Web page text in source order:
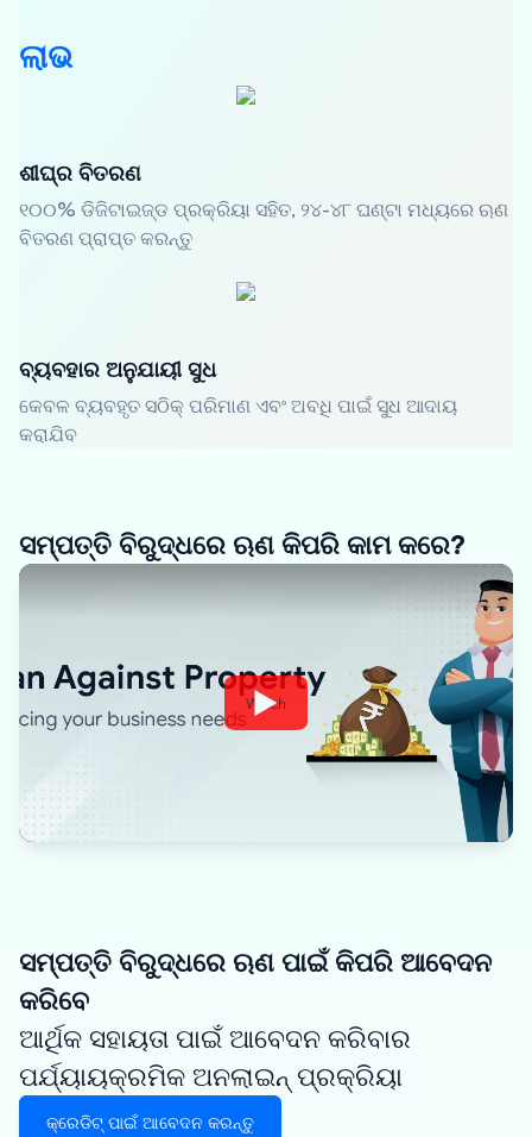
ଲାଭ
ଶୀଘ୍ର ବିତରଣ
୧୦୦% ଡିଜିଟାଇଜ୍ଡ ପ୍ରକ୍ରିୟା ସହିତ, ୨୪-୪୮ ଘଣ୍ଟା ମଧ୍ୟରେ ଋଣ
ବିତରଣ ପ୍ରାପ୍ତ କରନ୍ତୁ
ବ୍ୟବହାର ଅନୁଯାୟୀ ସୁଧ
କେବଳ ବ୍ୟବହୃତ ସଠିକ୍ ପରିମାଣ ଏବଂ ଅବଧି ପାଇଁ ସୁଧ ଆଦାୟ
କରାଯିବ
ସମ୍ପତ୍ତି ବିରୁଦ୍ଧରେ ଋଣ କିପରି କାମ କରେ?
Watch
ସମ୍ପତ୍ତି ବିରୁଦ୍ଧରେ ଋଣ ପାଇଁ କିପରି ଆବେଦନ
କରିବେ
ଆର୍ଥିକ ସହାୟତା ପାଇଁ ଆବେଦନ କରିବାର
ପର୍ଯ୍ୟାୟକ୍ରମିକ ଅନଲାଇନ୍ ପ୍ରକ୍ରିୟା
କ୍ରେଡିଟ୍ ପାଇଁ ଆବେଦନ କରନ୍ତୁ